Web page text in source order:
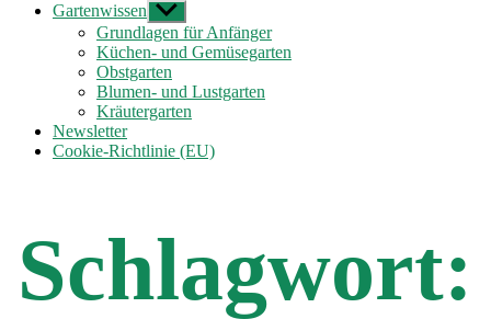
Gartenwissen Untermenü
anzeigen
Grundlagen für Anfänger
Küchen- und Gemüsegarten
Obstgarten
Blumen- und Lustgarten
Kräutergarten
Newsletter
Cookie-Richtlinie (EU)
Schlagwort: